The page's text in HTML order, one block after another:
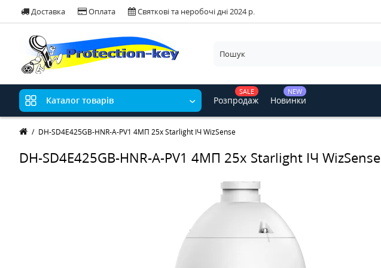
Доставка Оплата Святкові та неробочі дні 2024 р.
Каталог товарів
SALE
Розпродаж
NEW
Новинки
DH-SD4E425GB-HNR-A-PV1 4МП 25x Starlight ІЧ WizSense
DH-SD4E425GB-HNR-A-PV1 4МП 25x Starlight ІЧ WizSense